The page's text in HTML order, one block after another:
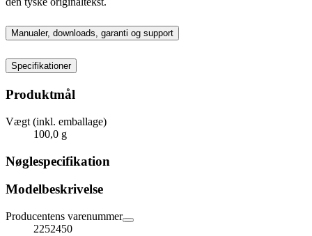
Manualer, downloads, garanti og support
Specifikationer
Produktmål
Vægt (inkl. emballage)
100,0 g
Nøglespecifikation
Modelbeskrivelse
Producentens varenummer
2252450